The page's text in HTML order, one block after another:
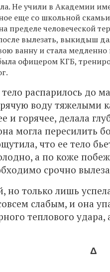
Не учили в Академии
еще со школьной
пределе человеческой
вылезать, выкидыш
ванну и стала
офицером КГБ,
распарилось до
воду тяжелыми
и горячее, делала
могла пересилить
что ее тело
а по коже
срочно
но только лишь
слабым, и она
теплового
Δ